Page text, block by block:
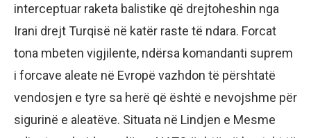
interceptuar raketa balistike që drejtoheshin nga
Irani drejt Turqisë në katër raste të ndara. Forcat
tona mbeten vigjilente, ndërsa komandanti suprem
i forcave aleate në Evropë vazhdon të përshtatë
vendosjen e tyre sa herë që është e nevojshme për
sigurinë e aleatëve. Situata në Lindjen e Mesme